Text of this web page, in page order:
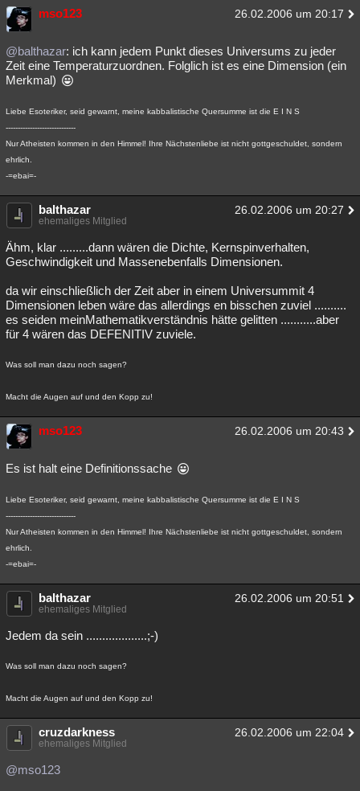
mso123 26.02.2006 um 20:17
@balthazar: ich kann jedem Punkt dieses Universums zu jeder
Zeit eine Temperaturzuordnen. Folglich ist es eine Dimension (ein
Merkmal)
Liebe Esoteriker, seid gewarnt, meine kabbalistische Quersumme ist die E I N S
-----------------------------
Nur Atheisten kommen in den Himmel! Ihre Nächstenliebe ist nicht gottgeschuldet, sondern
ehrlich.
-=ebai=-
balthazar 26.02.2006 um 20:27
ehemaliges Mitglied
Ähm, klar .........dann wären die Dichte, Kernspinverhalten,
Geschwindigkeit und Massenebenfalls Dimensionen.
da wir einschließlich der Zeit aber in einem Universummit 4
Dimensionen leben wäre das allerdings en bisschen zuviel ..........
es seiden meinMathematikverständnis hätte gelitten ...........aber
für 4 wären das DEFENITIV zuviele.
Was soll man dazu noch sagen?
Macht die Augen auf und den Kopp zu!
mso123 26.02.2006 um 20:43
Es ist halt eine Definitionssache
Liebe Esoteriker, seid gewarnt, meine kabbalistische Quersumme ist die E I N S
-----------------------------
Nur Atheisten kommen in den Himmel! Ihre Nächstenliebe ist nicht gottgeschuldet, sondern
ehrlich.
-=ebai=-
balthazar 26.02.2006 um 20:51
ehemaliges Mitglied
Jedem da sein ...................;-)
Was soll man dazu noch sagen?
Macht die Augen auf und den Kopp zu!
cruzdarkness 26.02.2006 um 22:04
ehemaliges Mitglied
@mso123